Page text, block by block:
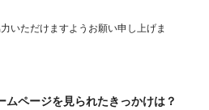
いただけますようお願い申し上げま
ムページを見られたきっかけは？